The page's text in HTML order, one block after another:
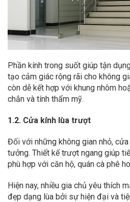
Phần kính trong suốt giúp tận
tạo cảm giác rộng rãi cho không
còn dễ kết hợp với khung nhôm
chắn và tính thẩm mỹ.
1.2. Cửa kính lùa trượt
Đối với những không gian nhỏ,
tưởng. Thiết kế trượt ngang giúp
phù hợp với căn hộ, quán cà phê
Hiện nay, nhiều gia chủ yêu thích
đẹp dạng lùa bởi sự hiện đại và